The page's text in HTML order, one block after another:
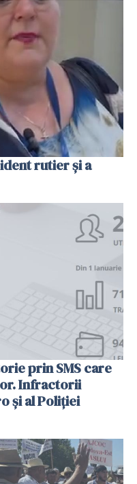
rutier și a
prin SMS care
Infractorii
și al Poliției